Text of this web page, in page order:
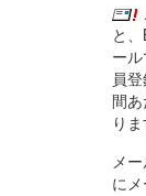
と
ー
員
間
りま
メ
に